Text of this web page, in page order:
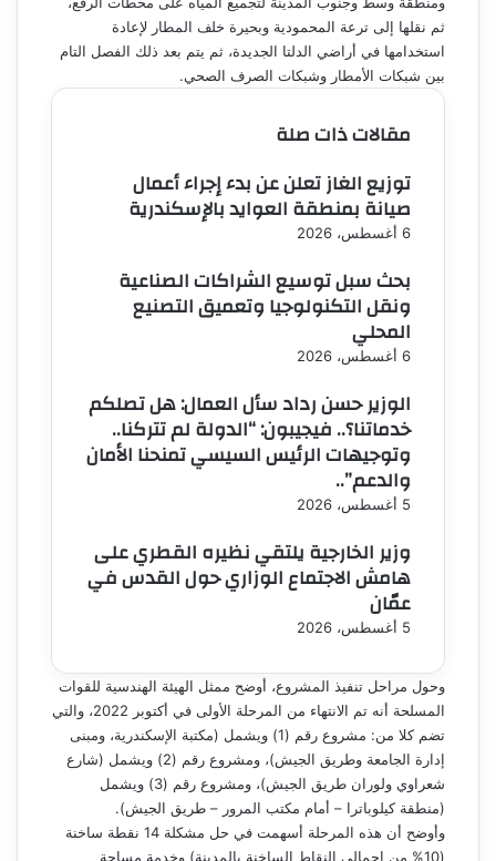
ثم نقلها إلى ترعة المحمودية وبحيرة خلف المطار لإعادة
استخدامها في أراضي الدلتا الجديدة، ثم يتم بعد ذلك الفصل التام
بين شبكات الأمطار وشبكات الصرف الصحي.
مقالات ذات صلة
توزيع الغاز تعلن عن بدء إجراء أعمال
صيانة بمنطقة العوايد بالإسكندرية
6 أغسطس، 2026
بحث سبل توسيع الشراكات الصناعية
ونقل التكنولوجيا وتعميق التصنيع
المحلي
6 أغسطس، 2026
الوزير حسن رداد سأل العمال: هل تصلكم
خدماتنا؟.. فيجيبون: “الدولة لم تتركنا..
وتوجيهات الرئيس السيسي تمنحنا الأمان
والدعم”..
5 أغسطس، 2026
وزير الخارجية يلتقي نظيره القطري على
هامش الاجتماع الوزاري حول القدس في
عمّان
5 أغسطس، 2026
وحول مراحل تنفيذ المشروع، أوضح ممثل الهيئة الهندسية للقوات
المسلحة أنه تم الانتهاء من المرحلة الأولى في أكتوبر 2022، والتي
تضم كلا من: مشروع رقم (1) ويشمل (مكتبة الإسكندرية، ومبنى
إدارة الجامعة وطريق الجيش)، ومشروع رقم (2) ويشمل (شارع
شعراوي ولوران طريق الجيش)، ومشروع رقم (3) ويشمل
(منطقة كيلوباترا – أمام مكتب المرور – طريق الجيش).
وأوضح أن هذه المرحلة أسهمت في حل مشكلة 14 نقطة ساخنة
(10% من إجمالي النقاط الساخنة بالمدينة) وخدمة مساحة